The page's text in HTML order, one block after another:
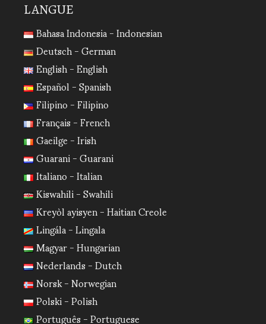
LANGUE
Bahasa Indonesia - Indonesian
Deutsch - German
English - English
Español - Spanish
Filipino - Filipino
Français - French
Gaeilge - Irish
Guarani - Guarani
Italiano - Italian
Kiswahili - Swahili
Kreyòl ayisyen - Haitian Creole
Lingála - Lingala
Magyar - Hungarian
Nederlands - Dutch
Norsk - Norwegian
Polski - Polish
Português - Portuguese